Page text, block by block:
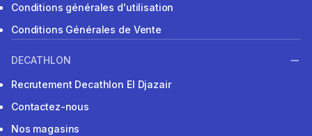
Conditions générales d'utilisation
Conditions Générales de Vente
DECATHLON
Recrutement Decathlon El Djazair
Contactez-nous
Nos magasins